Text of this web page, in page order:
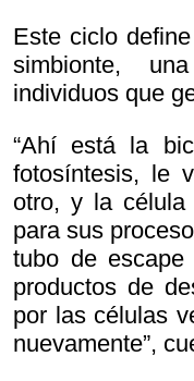
Este ciclo
simbionte,
individuos que
“Ahí está la
fotosíntesis, le
otro, y la célula
para sus
tubo de
productos de
por las células
nuevamente”,